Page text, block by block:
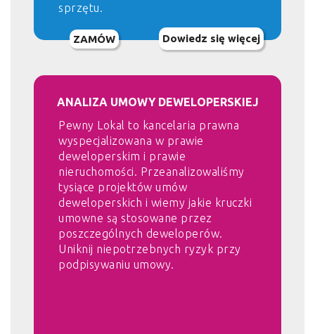
sprzętu.
ZAMÓW Dowiedz się więcej
ANALIZA UMOWY DEWELOPERSKIEJ
Pewny Lokal to kancelaria prawna
wyspecjalizowana w prawie
deweloperskim i prawie
nieruchomości. Przeanalizowaliśmy
tysiące projektów umów
deweloperskich i wiemy jakie kruczki
umowne są stosowane przez
poszczególnych deweloperów.
Uniknij niepotrzebnych ryzyk przy
podpisywaniu umowy.